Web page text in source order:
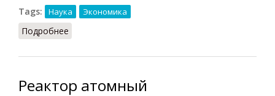
Tags:
Наука Экономика
Подробнее
Реактор атомный